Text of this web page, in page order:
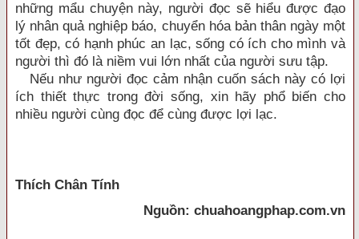
những mẩu chuyện này, người đọc sẽ hiểu được đạo
lý nhân quả nghiệp báo, chuyển hóa bản thân ngày một
tốt đẹp, có hạnh phúc an lạc, sống có ích cho mình và
người thì đó là niềm vui lớn nhất của người sưu tập.
Nếu như người đọc cảm nhận cuốn sách này có lợi
ích thiết thực trong đời sống, xin hãy phổ biến cho
nhiều người cùng đọc để cùng được lợi lạc.
Thích Chân Tính
Nguồn: chuahoangphap.com.vn